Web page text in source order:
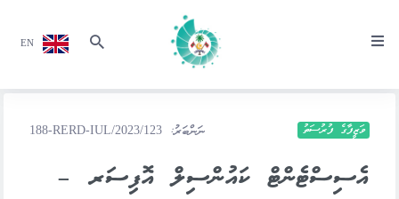
EN
ވަޒީފާގެ ފުރުސަތު ނަންބަރު: 188-RERD-IUL/2023/123
އެސިސްޓެންޓް ކައުންސިލް އޮފިސަރ –